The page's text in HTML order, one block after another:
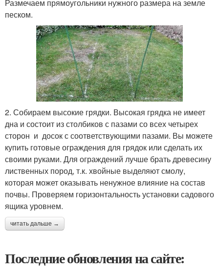
Размечаем прямоугольники нужного размера на земле
песком.
2. Собираем высокие грядки. Высокая грядка не имеет
дна и состоит из столбиков с пазами со всех четырех
сторон и досок с соответствующими пазами. Вы можете
купить готовые ограждения для грядок или сделать их
своими руками. Для ограждений лучше брать древесину
лиственных пород, т.к. хвойные выделяют смолу,
которая может оказывать ненужное влияние на состав
почвы. Проверяем горизонтальность установки садового
ящика уровнем.
читать дальше →
Последние обновления на сайте: